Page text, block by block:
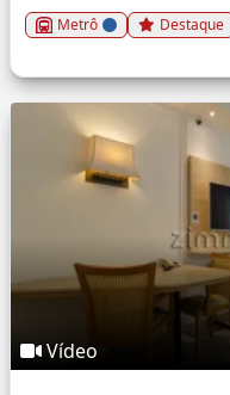
Metrô Destaque
Vídeo